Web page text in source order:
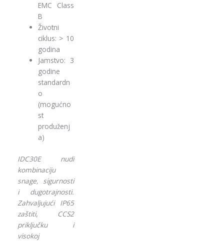
EMC Class
B
Životni
ciklus: > 10
godina
Jamstvo: 3
godine
standardn
o
(mogućno
st
produženj
a)
IDC30E nudi
kombinaciju
snage, sigurnosti
i dugotrajnosti.
Zahvaljujući IP65
zaštiti, CCS2
priključku i
visokoj